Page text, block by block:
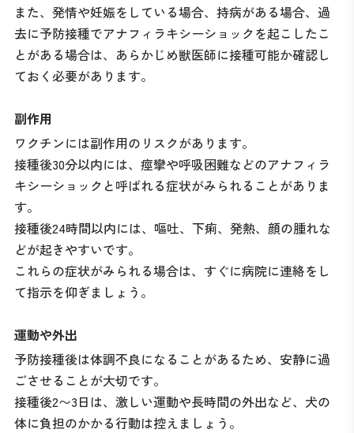
また、発情や妊娠をしている場合、持病がある場合、過
去に予防接種でアナフィラキシーショックを起こしたこ
とがある場合は、あらかじめ獣医師に接種可能か確認し
ておく必要があります。
副作用
ワクチンには副作用のリスクがあります。
接種後30分以内には、痙攣や呼吸困難などのアナフィラ
キシーショックと呼ばれる症状がみられることがありま
す。
接種後24時間以内には、嘔吐、下痢、発熱、顔の腫れな
どが起きやすいです。
これらの症状がみられる場合は、すぐに病院に連絡をし
て指示を仰ぎましょう。
運動や外出
予防接種後は体調不良になることがあるため、安静に過
ごさせることが大切です。
接種後2〜3日は、激しい運動や長時間の外出など、犬の
体に負担のかかる行動は控えましょう。